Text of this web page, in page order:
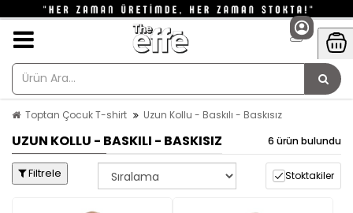
Toptan Çocuk T-shirt Uzun Kollu - Baskılı - Baskısız
UZUN KOLLU - BASKILI - BASKISIZ 6 ürün bulundu
Filtrele Stoktakiler